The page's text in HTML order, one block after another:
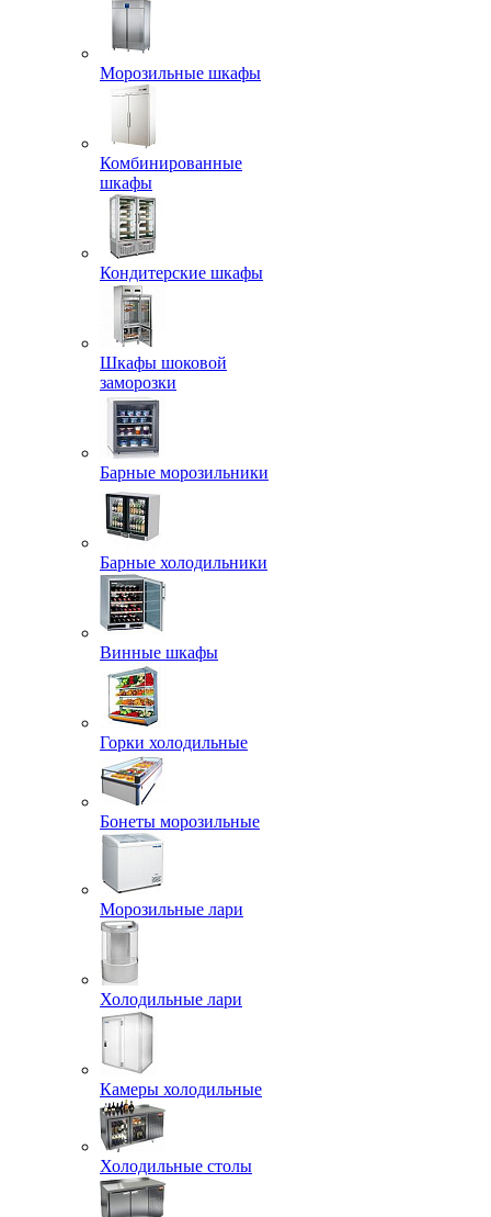
Морозильные шкафы
Комбинированные
шкафы
Кондитерские шкафы
Шкафы шоковой
заморозки
Барные морозильники
Барные холодильники
Винные шкафы
Горки холодильные
Бонеты морозильные
Морозильные лари
Холодильные лари
Камеры холодильные
Холодильные столы